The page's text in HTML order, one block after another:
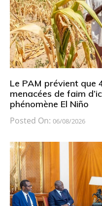
Le PAM prévient que
menacées de faim
phénomène El Niño
Posted On: 06/08/2026